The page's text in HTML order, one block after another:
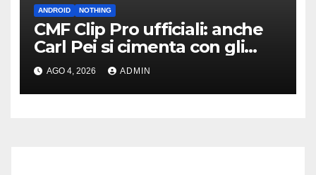
ANDROID NOTHING
CMF Clip Pro ufficiali: anche
Carl Pei si cimenta con gli
auricolari “open” a clip
AGO 4, 2026 ADMIN